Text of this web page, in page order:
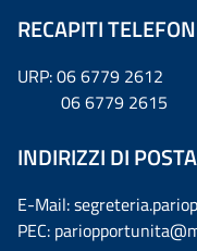
RECAPITI
URP: 06 6779 2612
06 6779 2615
INDIRIZZI DI
E-Mail:
PEC: